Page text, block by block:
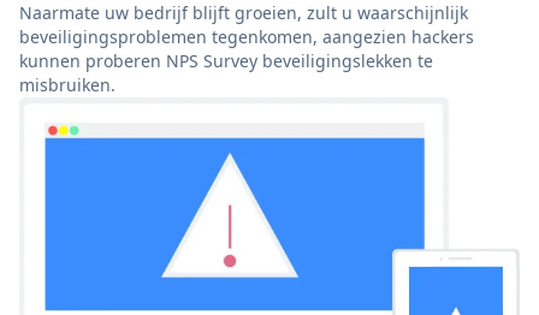
Naarmate uw bedrijf blijft groeien, zult u waarschijnlijk
beveiligingsproblemen tegenkomen, aangezien hackers
kunnen proberen NPS Survey beveiligingslekken te
misbruiken.